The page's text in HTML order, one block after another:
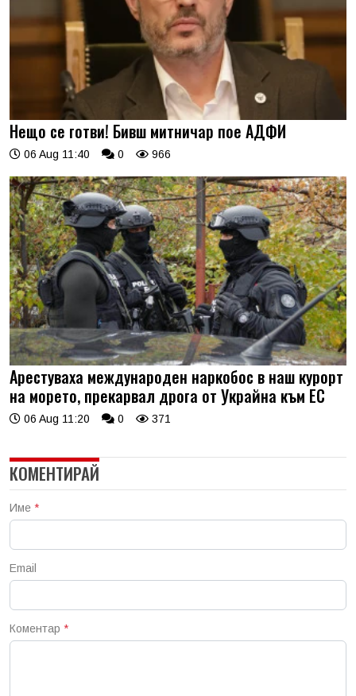
Нещо се готви! Бивш митничар пое АДФИ
06 Aug 11:40 0 966
Арестуваха международен наркобос в наш курорт
на морето, прекарвал дрога от Украйна към ЕС
06 Aug 11:20 0 371
КОМЕНТИРАЙ
Име *
Email
Коментар *